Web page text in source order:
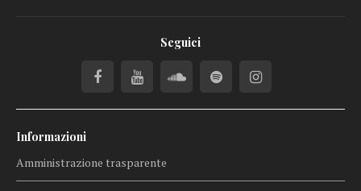
Seguici
Informazioni
Amministrazione trasparente